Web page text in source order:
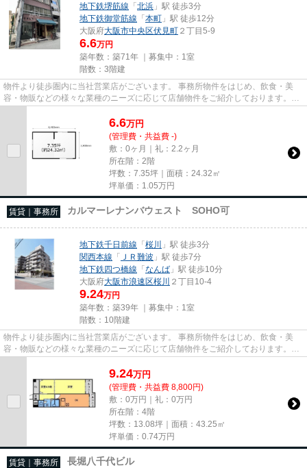
地下鉄堺筋線 「北浜 」駅 徒歩3分
地下鉄御堂筋線 「本町 」駅 徒歩12分
大阪府大阪市中央区伏見町 ２丁目5-9
6.6万円
築年数：築71年 ｜募集中： 1室
階数：3階建
物件より徒歩圏内に当社営業店がございます。 事務所物件をはじめ、飲食・美
容・物販などの様々な業種のニーズに応じて店舗物件をご紹介しております。
尚、弊社ではおとり広告は一切...
6.6万円
(管理費・共益費 -)
敷：0ヶ月｜礼：2.2ヶ月
所在階：2階
坪数：7.35坪｜面積：24.32㎡
坪単価： 1.05万円
賃貸｜事務所 カルマーレナンバウェスト SOHO可
地下鉄千日前線 「桜川
」駅 徒歩3分
関西本線 「 ＪＲ難波 」駅 徒歩7分
地下鉄四つ橋線 「なんば 」駅 徒歩10分
大阪府大阪市浪速区桜川 ２丁目10-4
9.24万円
築年数：築39年 ｜募集中： 1室
階数：10階建
物件より徒歩圏内に当社営業店がございます。 事務所物件をはじめ、飲食・美
容・物販などの様々な業種のニーズに応じて店舗物件をご紹介しております。
尚、弊社ではおとり広告は一切...
9.24万円
(管理費・共益費 8,800円)
敷：0万円｜礼：0万円
所在階：4階
坪数：13.08坪｜面積：43.25㎡
坪単価： 0.74万円
賃貸｜事務所 長堀八千代ビル